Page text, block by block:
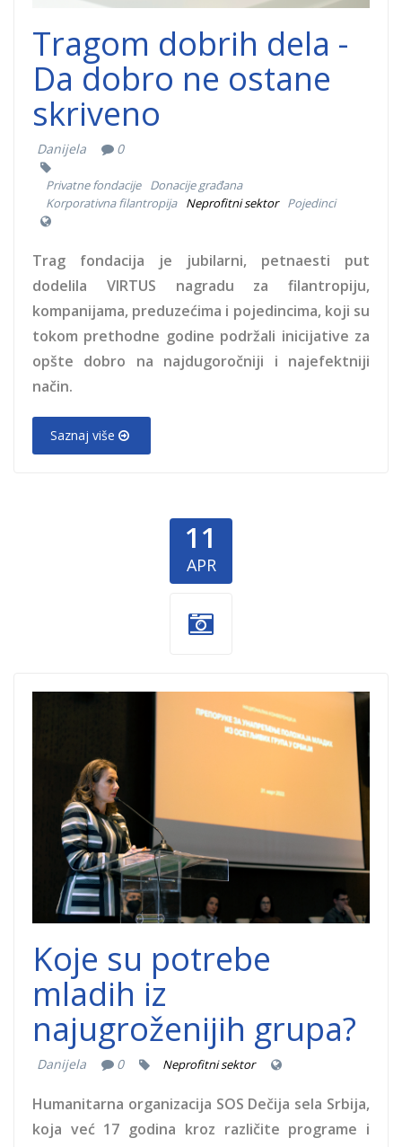
Tragom dobrih dela -
Da dobro ne ostane
skriveno
Danijela 0
Privatne fondacije
Donacije građana
Korporativna filantropija
Neprofitni sektor Pojedinci
Trag fondacija je jubilarni, petnaesti put
dodelila VIRTUS nagradu za filantropiju,
kompanijama, preduzećima i pojedincima, koji su
tokom prethodne godine podržali inicijative za
opšte dobro na najdugoročniji i najefektniji
način.
Saznaj više
11
APR
SOS -
Dobročinitim -
Brankica
Janković,
Poverenica za
zaštitu
ravnopravnosti
RS.png
Koje su potrebe
mladih iz
najugroženijih grupa?
Danijela 0 Neprofitni sektor
Humanitarna organizacija SOS Dečija sela Srbija,
koja već 17 godina kroz različite programe i